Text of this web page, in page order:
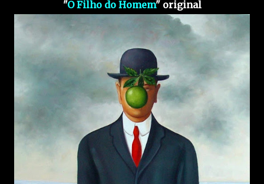
"O Filho do Homem" original